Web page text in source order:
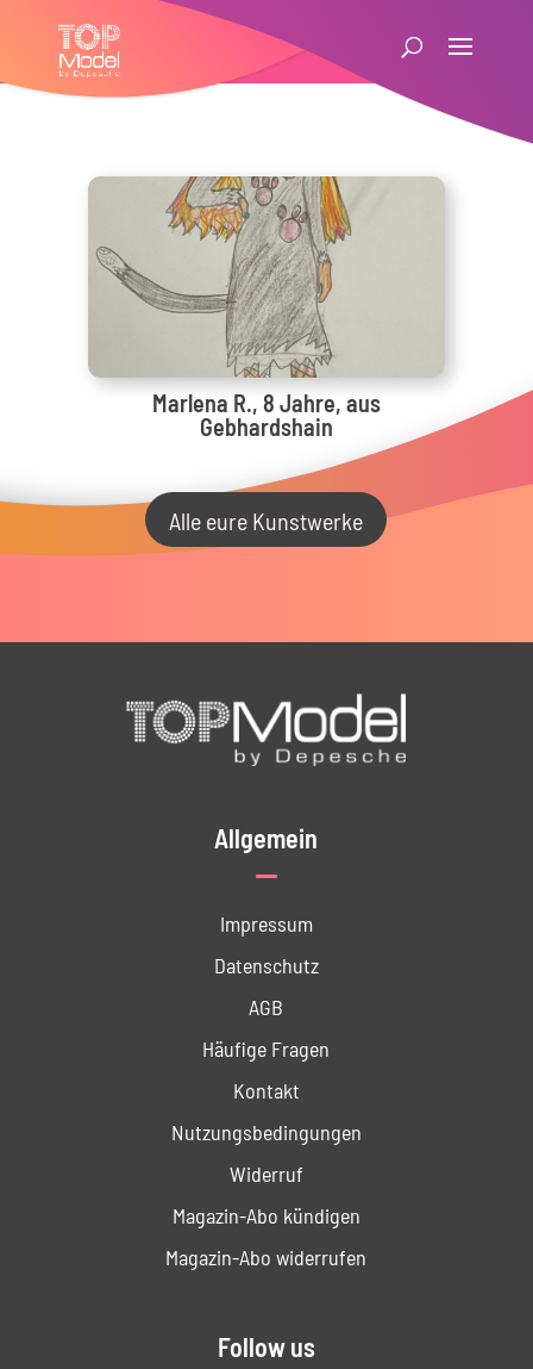
Marlena R., 8 Jahre, aus
Gebhardshain
Alle eure Kunstwerke
Allgemein
Impressum
Datenschutz
AGB
Häufige Fragen
Kontakt
Nutzungs­bedingungen
Widerruf
Magazin-Abo kündigen
Magazin-Abo widerrufen
Follow us